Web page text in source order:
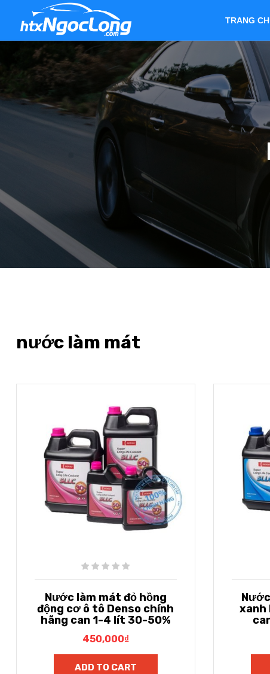
TRANG
nước làm mát
Nước làm mát đỏ hồng
động cơ ô tô Denso chính
hãng can 1-4 lít 30-50%
450,000₫
ADD TO CART
xanh